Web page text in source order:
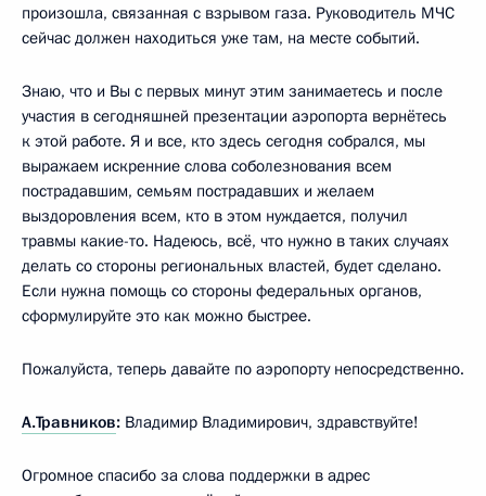
произошла, связанная с взрывом газа. Руководитель МЧС
сейчас должен находиться уже там, на месте событий.
Знаю, что и Вы с первых минут этим занимаетесь и после
участия в сегодняшней презентации аэропорта вернётесь
к этой работе. Я и все, кто здесь сегодня собрался, мы
выражаем искренние слова соболезнования всем
пострадавшим, семьям пострадавших и желаем
выздоровления всем, кто в этом нуждается, получил
травмы какие-то. Надеюсь, всё, что нужно в таких случаях
делать со стороны региональных властей, будет сделано.
Если нужна помощь со стороны федеральных органов,
сформулируйте это как можно быстрее.
Пожалуйста, теперь давайте по аэропорту непосредственно.
А.Травников: Владимир Владимирович, здравствуйте!
Огромное спасибо за слова поддержки в адрес